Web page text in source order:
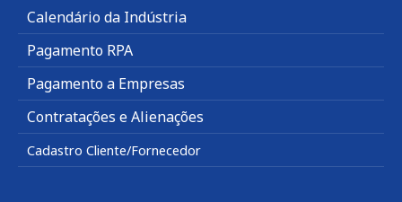
Calendário da Indústria
Pagamento RPA
Pagamento a Empresas
Contratações e Alienações
Cadastro Cliente/Fornecedor